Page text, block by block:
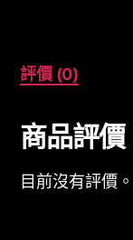
評價 (0)
商品評價
目前沒有評價。